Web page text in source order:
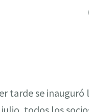
tarde se inauguró